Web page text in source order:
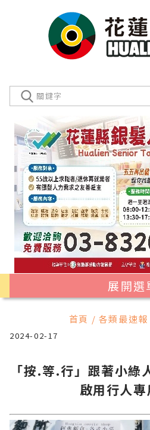
展開選
首頁 / 各類最速
2024-02-17
「按.等.行」跟著小
啟用行人專